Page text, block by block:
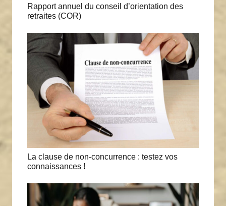
Rapport annuel du conseil d’orientation des
retraites (COR)
La clause de non-concurrence : testez vos
connaissances !